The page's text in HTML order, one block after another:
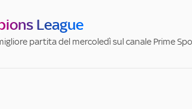
League
partita del mercoledì sul canale Prime